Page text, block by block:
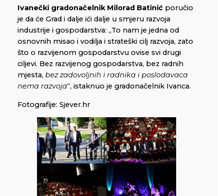
Ivanečki gradonačelnik Milorad Batinić poručio
je da će Grad i dalje ići dalje u smjeru razvoja
industrije i gospodarstva: „To nam je jedna od
osnovnih misao i vodilja i strateški cilj razvoja, zato
što o razvijenom gospodarstvu ovise svi drugi
ciljevi. Bez razvijenog gospodarstva, bez radnih
mjesta, bez zadovoljnih i radnika i poslodavaca
nema razvoja“, istaknuo je gradonačelnik Ivanca.
Fotografije: Sjever.hr